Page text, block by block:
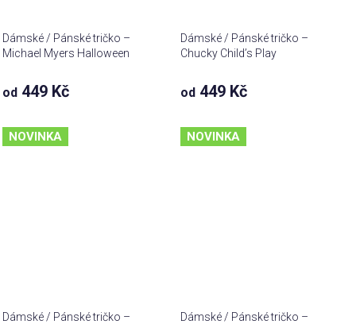
Dámské / Pánské tričko –
Michael Myers Halloween
od 449 Kč
Dámské / Pánské tričko –
Chucky Child’s Play
od 449 Kč
NOVINKA
Dámské / Pánské tričko –
NOVINKA
Dámské / Pánské tričko –